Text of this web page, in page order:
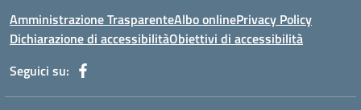
https://irgap.unistra.fr/
https://jebma.loupiasconference.org
https://promo.rockbowl.com.br/
https://coronginformasi.com/
https://bellatorequestrian.co.id/
Amministrazione TrasparenteAlbo onlinePrivacy Policy
Dichiarazione di accessibilitàObiettivi di accessibilità
Seguici su: